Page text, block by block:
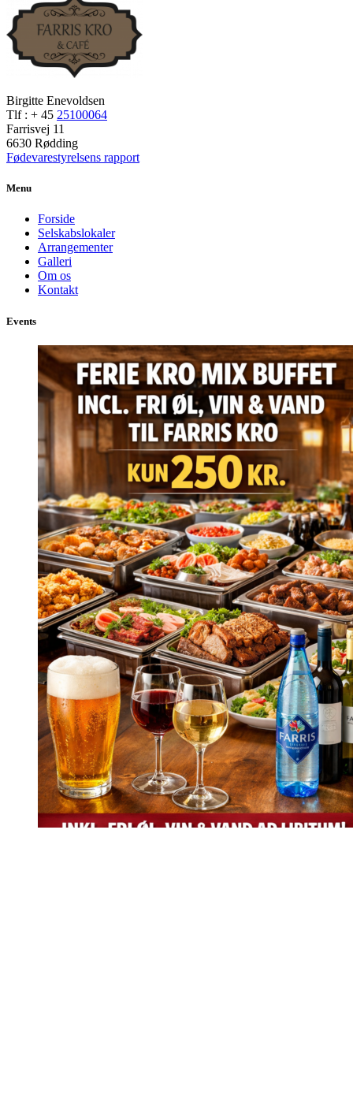
Birgitte Enevoldsen
Tlf : + 45 25100064
Farrisvej 11
6630 Rødding
Fødevarestyrelsens rapport
Menu
Forside
Selskabslokaler
Arrangementer
Galleri
Om os
Kontakt
Events